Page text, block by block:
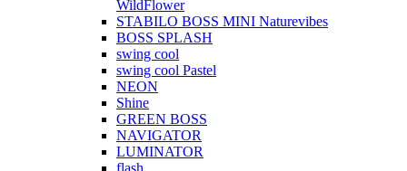
WildFlower
STABILO BOSS MINI Naturevibes
BOSS SPLASH
swing cool
swing cool Pastel
NEON
Shine
GREEN BOSS
NAVIGATOR
LUMINATOR
flash